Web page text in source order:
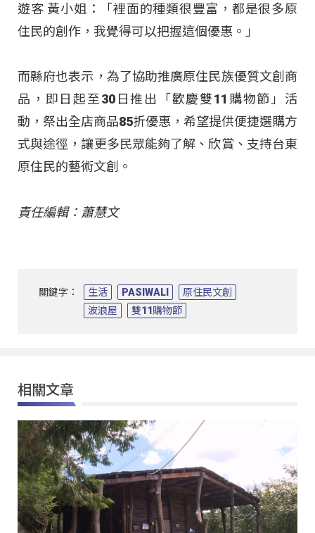
遊客 黃小姐：「裡面的種類很豐富，都是很多原
住民的創作，我覺得可以把握這個優惠。」
而縣府也表示，為了協助推廣原住民族優質文創商
品，即日起至30日推出「歡慶雙11購物節」活
動，祭出全店商品85折優惠，希望提供便捷選購方
式與途徑，讓更多民眾能夠了解、欣賞、支持台東
原住民的藝術文創。
責任編輯：蕭慧文
關鍵字： 生活 PASIWALI
原住民文創
波浪屋
雙11購物節
相關文章